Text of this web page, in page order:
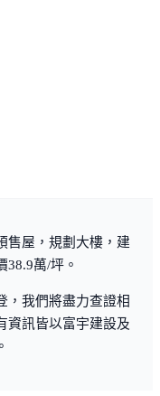
售屋，規劃大樓，建
38.9萬/坪。
，我們將盡力查證相
資訊皆以富宇建設及